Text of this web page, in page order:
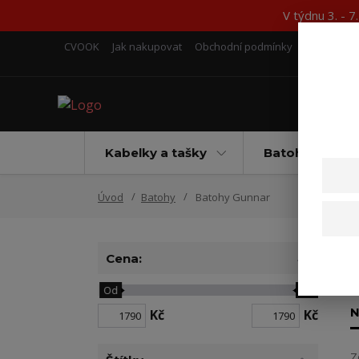
V týdnu 3. -
CVOOK Jak nakupovat Obchodní podmínky
Kabelky a tašky Batohy
Úvod Batohy Batohy Gunnar
Cena:
Kč
Od
Kč